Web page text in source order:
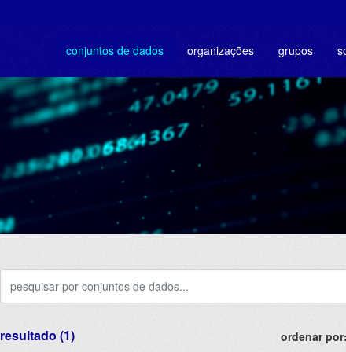
conjuntos de dados organizações grupos
ordenar por
resultado (1)